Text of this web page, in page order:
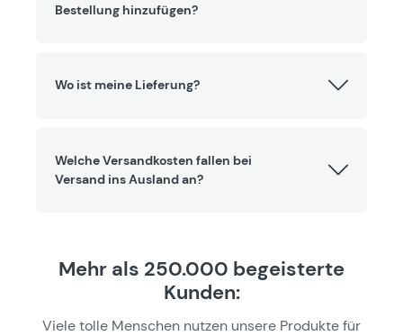
Bestellung hinzufügen?
Wo ist meine Lieferung?
Welche Versandkosten fallen bei
Versand ins Ausland an?
Mehr als 250.000 begeisterte
Kunden:
Viele tolle Menschen nutzen unsere Produkte für